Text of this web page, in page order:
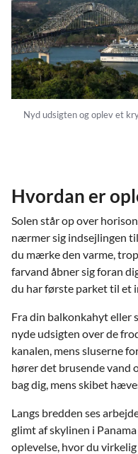
Nyd udsigten og oplev et
Hvordan er
Solen står op over
nærmer sig indsejlingen
du mærke den varme,
farvand åbner sig foran
du har første parket til et
Fra din balkonkahyt eller
nyde udsigten over de
kanalen, mens sluserne
hører det brusende vand
bag dig, mens skibet
Langs bredden ses
glimt af skylinen i
oplevelse, hvor du